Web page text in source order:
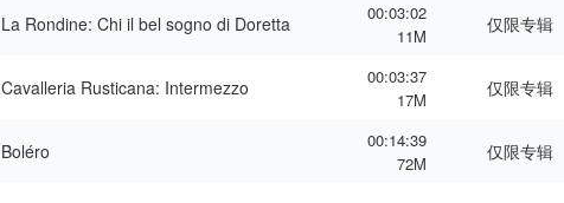
La Rondine: Chi il bel sogno di Doretta
00:03:02
11M
仅限专辑
Cavalleria Rusticana: Intermezzo
00:03:37
17M
仅限专辑
Boléro
00:14:39
72M
仅限专辑